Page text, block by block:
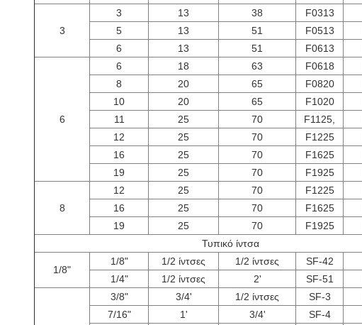
3
3 13 38 F0313
5
13 51 F0513
6
13 51 F0613
6
6 18 63 F0618
8
20 65 F0820
10
20 65 F1020
11
25 70 F1125,
12
25 70 F1225
16
25 70 F1625
19
25 70 F1925
8
12 25 70 F1225
16
25 70 F1625
19
25 70 F1925
Τυπικό ίντσα
1/8"
1/8" 1/2 ίντσες 1/2 ίντσες SF-42
1/4"
1/2 ίντσες 2' SF-51
3/8" 3/4' 1/2 ίντσες SF-3
7/16"
1' 3/4' SF-4